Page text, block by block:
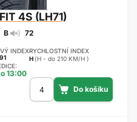
4S (LH71)
B 72
INDEX
91
RYCHLOSTNÍ INDEX
H (H - do 210 KM/H )
13:00